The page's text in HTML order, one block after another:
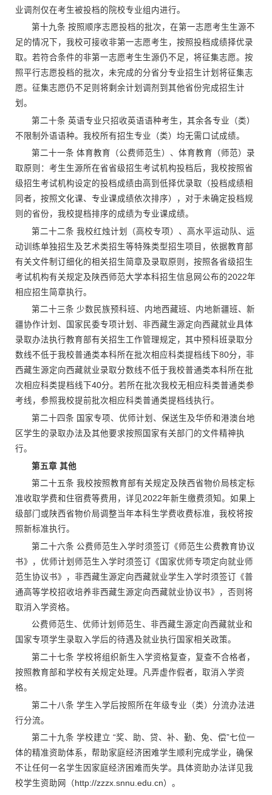
业调剂仅在考生被投档的院校专业组内进行。
第十九条 按照顺序志愿投档的批次，在第一志愿考生生源不
足的情况下，我校可接收非第一志愿考生，按照投档成绩择优录
取。若符合条件的非第一志愿考生生源仍不足，将征集志愿。按
照平行志愿投档的批次，未完成的分省分专业招生计划将征集志
愿。征集志愿仍不足则将剩余计划调剂到其他省份完成招生计
划。
第二十条 英语专业只招收英语语种考生，其余各专业（类）
不限制外语语种。我校所有招生专业（类）均无需口试成绩。
第二十一条 体育教育（公费师范生）、体育教育（师范）录
取原则：考生生源所在省省级招生考试机构投档后，我校按照省
级招生考试机构设定的投档成绩由高到低择优录取（投档成绩相
同者，按照文化课、专业课成绩依次排序），对于未确定投档规
则的省份，我校提档排序的成绩为专业课成绩。
第二十二条 我校红烛计划（高校专项）、高水平运动队、运
动训练单独招生及艺术类招生等特殊类型招生项目，依据教育部
有关文件制订细化的相关招生简章及录取原则，按照各省级招生
考试机构有关规定及陕西师范大学本科招生信息网公布的2022年
相应招生简章执行。
第二十三条 少数民族预科班、内地西藏班、内地新疆班、新
疆协作计划、国家民委专项计划、非西藏生源定向西藏就业具体
录取办法执行教育部有关招生工作管理规定，其中预科班录取分
数线不低于我校普通类本科所在批次相应科类提档线下80分，非
西藏生源定向西藏就业录取分数线不低于我校普通类本科所在批
次相应科类提档线下40分。若所在批次我校无相应科类普通类参
考线，参照我校提前批次相应科类普通类提档线执行。
第二十四条 国家专项、优师计划、保送生及华侨和港澳台地
区学生的录取办法及其他要求按照国家有关部门的文件精神执
行。
第五章 其他
第二十五条 我校按照教育部有关规定及陕西省物价局核定标
准收取学费和住宿费等费用，详见2022年新生缴费须知。如果上
级部门或陕西省物价局调整当年本科生学费收费标准，我校将按
照新标准执行。
第二十六条 公费师范生入学时须签订《师范生公费教育协议
书》，优师计划师范生入学时须签订《国家优师专项定向就业师
范生协议书》，非西藏生源定向西藏就业学生入学时须签订《普
通高等学校招收培养非西藏生源定向西藏就业协议书》，否则将
取消入学资格。
公费师范生、优师计划师范生、非西藏生源定向西藏就业和
国家专项学生录取入学后的待遇及就业执行国家相关政策。
第二十七条 学校将组织新生入学资格复查，复查不合格者，
按照教育部和学校有关规定处理。凡弄虚作假者，取消入学资
格。
第二十八条 学生入学后按照所在年级专业（类）分流办法进
行分流。
第二十九条 学校建立 “奖、助、贷、补、勤、免、偿”七位一
体的精准资助体系，帮助家庭经济困难学生顺利完成学业，确保
不让任何一名学生因家庭经济困难而失学。具体资助办法详见我
校学生资助网（http://zzzx.snnu.edu.cn）。